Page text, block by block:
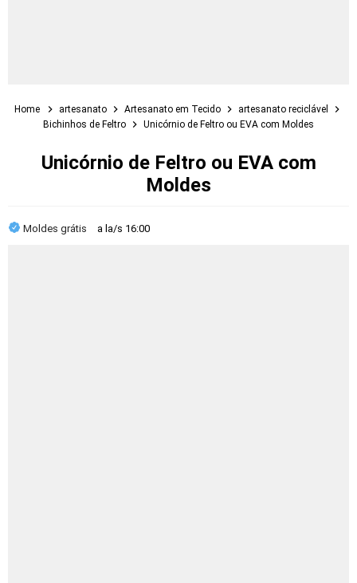
Home artesanato Artesanato em Tecido
artesanato reciclável
Bichinhos de Feltro
Unicórnio de Feltro ou EVA com Moldes
Unicórnio de Feltro ou EVA com
Moldes
Moldes grátis a la/s 16:00